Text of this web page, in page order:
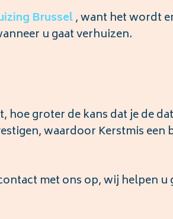
Brussel, want het wordt
u gaat verhuizen.
hoe groter de kans dat je de
waardoor Kerstmis een
met ons op, wij helpen u